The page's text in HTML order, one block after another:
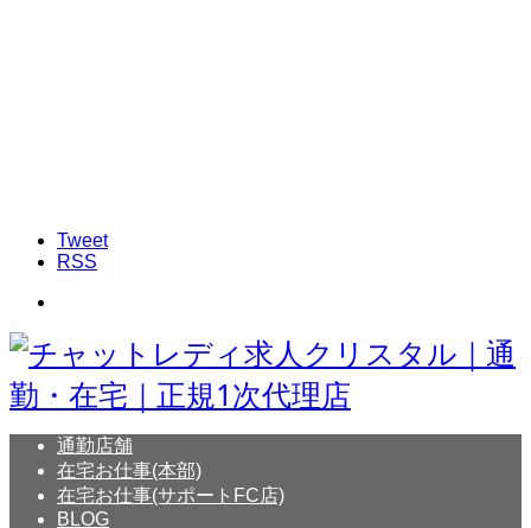
Tweet
RSS
通勤店舗
在宅お仕事(本部)
在宅お仕事(サポートFC店)
BLOG